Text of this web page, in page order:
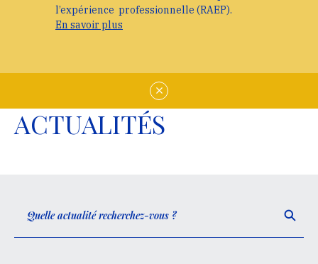
l’expérience professionnelle (RAEP).
En savoir plus
ACTUALITÉS